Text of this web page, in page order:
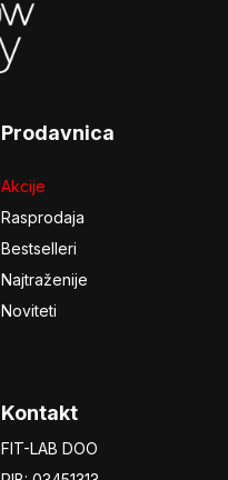
Prodavnica
Akcije
Rasprodaja
Bestselleri
Najtraženije
Noviteti
Kontakt
FIT-LAB DOO